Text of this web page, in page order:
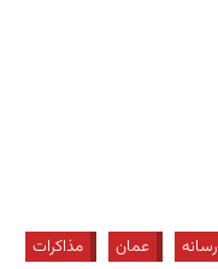
رسانه عمان مذاکرات